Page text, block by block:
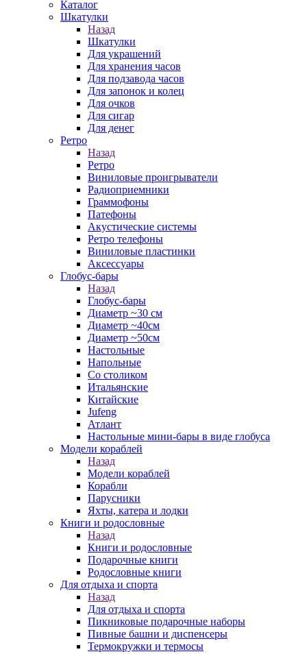
Каталог
Шкатулки
Назад
Шкатулки
Для украшений
Для хранения часов
Для подзавода часов
Для запонок и колец
Для очков
Для сигар
Для денег
Ретро
Назад
Ретро
Виниловые проигрыватели
Радиоприемники
Граммофоны
Патефоны
Акустические системы
Ретро телефоны
Виниловые пластинки
Аксессуары
Глобус-бары
Назад
Глобус-бары
Диаметр ~30 см
Диаметр ~40см
Диаметр ~50см
Настольные
Напольные
Со столиком
Итальянские
Китайские
Jufeng
Атлант
Настольные мини-бары в виде глобуса
Модели кораблей
Назад
Модели кораблей
Корабли
Парусники
Яхты, катера и лодки
Книги и родословные
Назад
Книги и родословные
Подарочные книги
Родословные книги
Для отдыха и спорта
Назад
Для отдыха и спорта
Пикниковые подарочные наборы
Пивные башни и диспенсеры
Термокружки и термосы